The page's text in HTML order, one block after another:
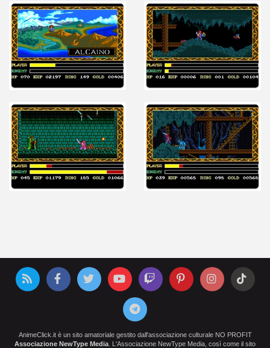
AnimeClick.it è un sito amatoriale gestito dall'associazione culturale NO PROFIT
Associazione NewType Media . L'Associazione NewType Media, così come il sito